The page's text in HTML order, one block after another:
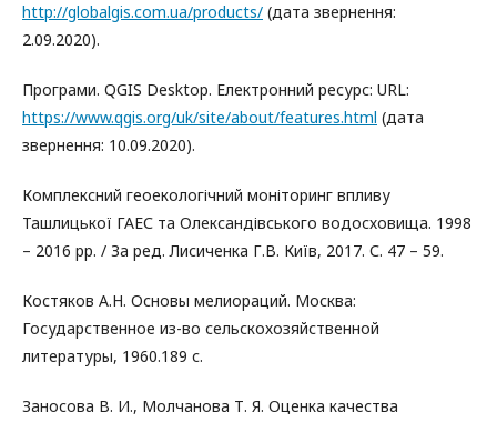
http://globalgis.com.ua/products/ (дата звернення:
2.09.2020).
Програми. QGIS Desktop. Електронний ресурс: URL:
https://www.qgis.org/uk/site/about/features.html (дата
звернення: 10.09.2020).
Комплексний геоекологічний моніторинг впливу
Ташлицької ГАЕС та Олександівського водосховища. 1998
– 2016 рр. / За ред. Лисиченка Г.В. Київ, 2017. С. 47 – 59.
Костяков А.Н. Основы мелиораций. Москва:
Государственное из-во сельскохозяйственной
литературы, 1960.189 с.
Заносова В. И., Молчанова Т. Я. Оценка качества